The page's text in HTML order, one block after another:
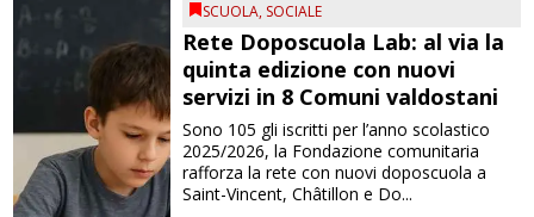
SCUOLA, SOCIALE
Rete Doposcuola Lab: al via la
quinta edizione con nuovi
servizi in 8 Comuni valdostani
Sono 105 gli iscritti per l’anno scolastico
2025/2026, la Fondazione comunitaria
rafforza la rete con nuovi doposcuola a
Saint-Vincent, Châtillon e Do...